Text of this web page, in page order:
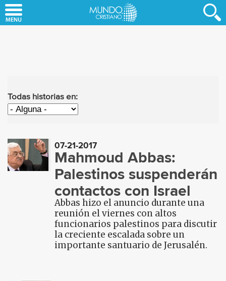
to
Todas historias en:
07-21-2017
Mahmoud Abbas:
Palestinos suspenderán
contactos con Israel
Abbas hizo el anuncio durante una
reunión el viernes con altos
funcionarios palestinos para discutir
la creciente escalada sobre un
importante santuario de Jerusalén.